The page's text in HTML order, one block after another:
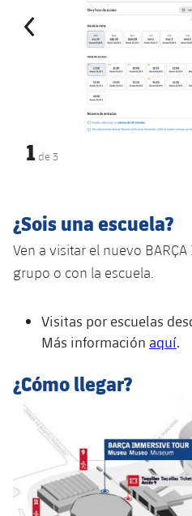
1 de3
¿Sois una escuela?
Ven a visitar el nuevo BARÇA
grupo o con la escuela.
Visitas por escuelas
Más información aquí.
¿Cómo llegar?